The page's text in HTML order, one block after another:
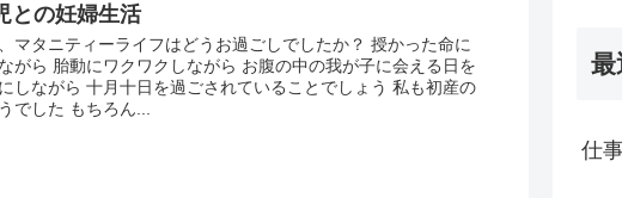
との妊婦生活
マタニティーライフはどうお過ごしでしたか？ 授かった命に
がら 胎動にワクワクしながら お腹の中の我が子に会える日を
しながら 十月十日を過ごされていることでしょう 私も初産の
でした もちろん...
最
仕